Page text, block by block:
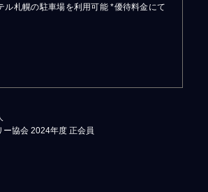
ル札幌の駐車場を利用可能 *優待料金にて
ー協会 2024年度 正会員